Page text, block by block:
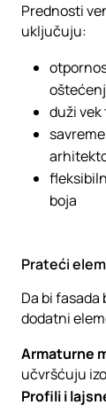
Prednosti
uključuju:
duži
boja
Prateći
Da bi
dodatni
Armaturne
učvršćuju
Profili i